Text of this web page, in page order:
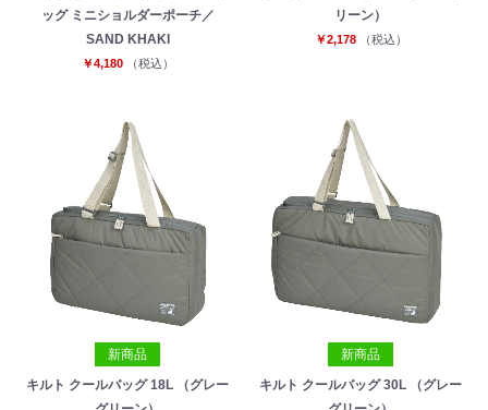
ッグ ミニショルダーポーチ／
SAND KHAKI
￥4,180 （税込）
リーン）
￥2,178 （税込）
新商品
キルト クールバッグ 18L （グレー
新商品
キルト クールバッグ 30L （グレー